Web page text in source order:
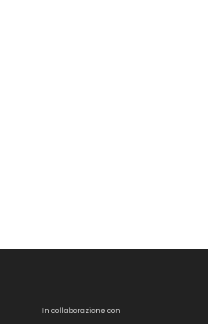
In collaborazione con